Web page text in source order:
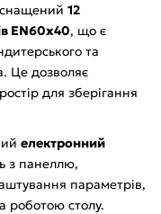
12
EN60x40, що є
та
Це дозволяє
для зберігання
електронний
з панеллю,
параметрів,
роботою столу.